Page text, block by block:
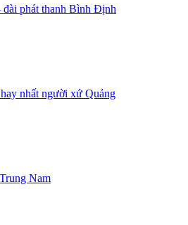
đài phát thanh Bình Định
nhất người xứ Quảng
Nam